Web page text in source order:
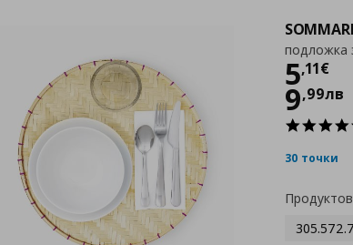
подложка
5,11€
Цена
9,99лв
30 точки